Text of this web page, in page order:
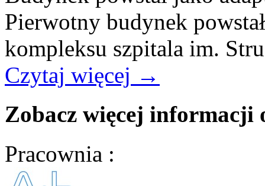
Pierwotny budynek
kompleksu szpitala im.
Czytaj więcej →
Zobacz więcej
Pracownia :